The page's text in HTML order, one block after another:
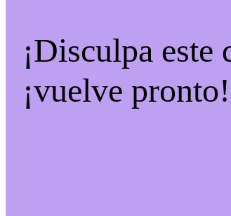
¡Disculpa este
¡vuelve pronto!